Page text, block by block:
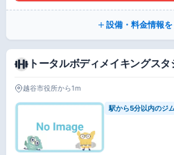
設備・料金情報
トータルボディメイキングス
越谷市役所から1m
駅から5分以内のジ